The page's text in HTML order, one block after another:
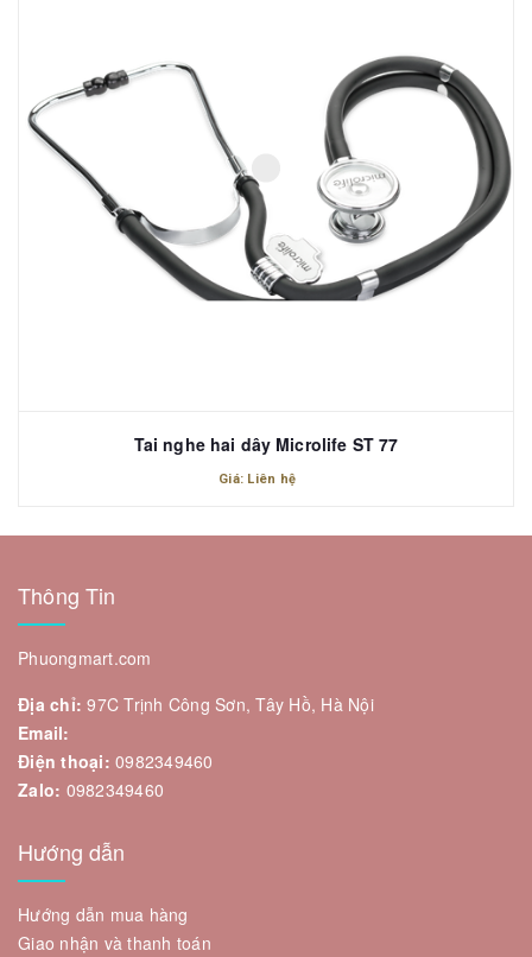
Tai nghe hai dây Microlife ST 77
Giá: Liên hệ
Thông Tin
Phuongmart.com
Địa chỉ: 97C Trịnh Công Sơn, Tây Hồ, Hà Nội
Email:
Điện thoại: 0982349460
Zalo: 0982349460
Hướng dẫn
Hướng dẫn mua hàng
Giao nhận và thanh toán